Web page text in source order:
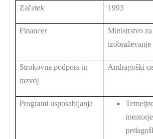
Začetek 1993
Financer
Ministrstvo
izobraževanje
Strokovna podpora in
razvoj
Andragoški
Programi usposabljanja